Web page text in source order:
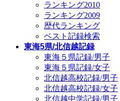
ランキング2010
ランキング2009
歴代ランキング
ベスト記録検索
東海5県/北信越記録
東海５県記録/男子
東海５県記録/女子
北信越高校記録/男子
北信越高校記録/女子
北信越中学記録/男子